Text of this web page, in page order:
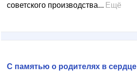
советского производства... Ещё
С памятью о родителях в сердце